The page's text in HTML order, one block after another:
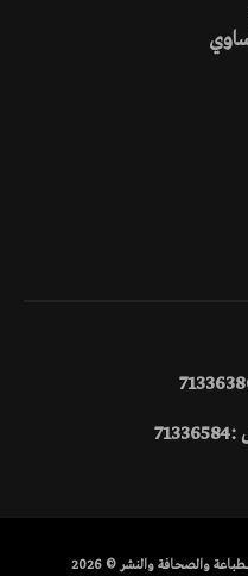
والصحافة والنشر © 2026